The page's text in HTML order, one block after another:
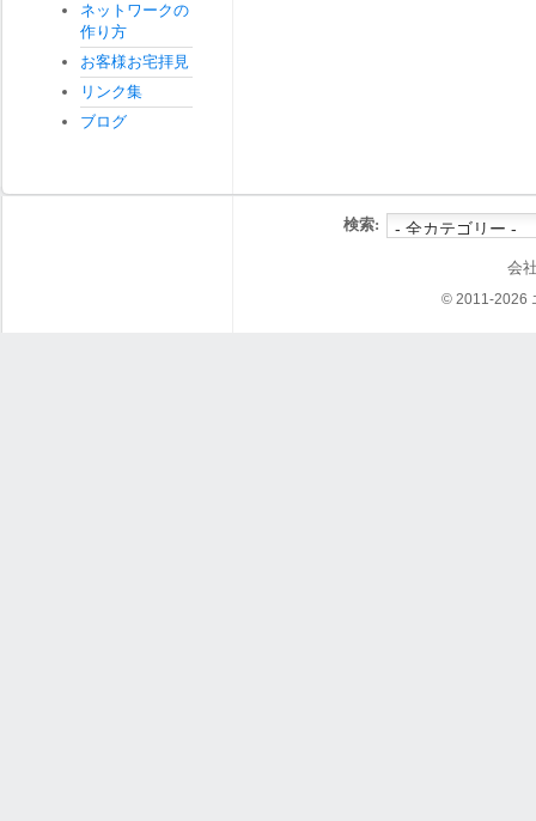
ネットワークの
作り方
お客様お宅拝見
リンク集
ブログ
検索:
会
© 2011-2026